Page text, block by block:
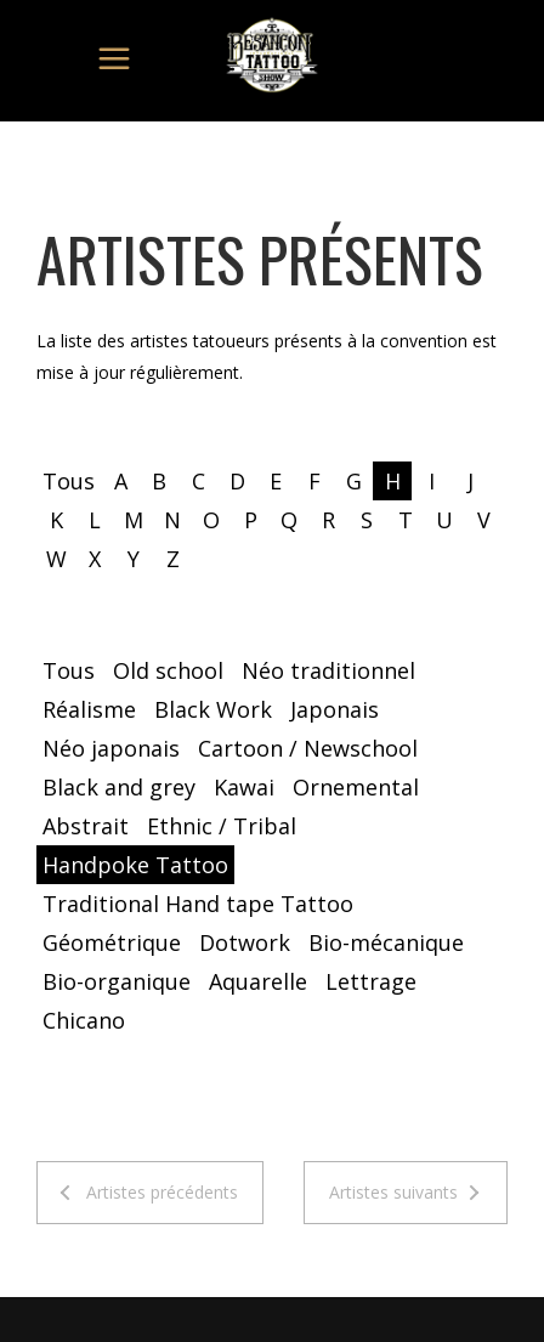
ARTISTES PRÉSENTS
La liste des artistes tatoueurs présents à la convention est
mise à jour régulièrement.
Tous A B C D E F G H I
J
K
L M N O P Q R S T U
V
W
X Y Z
Tous Old school
Néo traditionnel
Réalisme
Black Work
Japonais
Néo japonais
Cartoon / Newschool
Black and grey
Kawai
Ornemental
Abstrait
Ethnic / Tribal
Handpoke Tattoo
Traditional Hand tape Tattoo
Géométrique
Dotwork
Bio-mécanique
Bio-organique
Aquarelle
Lettrage
Chicano
Artistes précédents Artistes suivants